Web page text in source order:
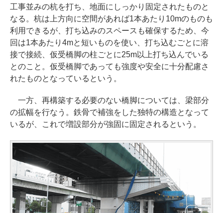
工事並みの杭を打ち、地面にしっかり固定されたものと
なる。杭は上方向に空間があれば1本あたり10mのものも
利用できるが、打ち込みのスペースも確保するため、今
回は1本あたり4mと短いものを使い、打ち込むごとに溶
接で接続、仮受橋脚の柱ごとに25m以上打ち込んでいる
とのこと。仮受橋脚であっても強度や安全に十分配慮さ
れたものとなっているという。
一方、再構築する必要のない橋脚については、梁部分
の拡幅を行なう。鉄骨で補強をした独特の構造となって
いるが、これで増設部分が強固に固定されるという。